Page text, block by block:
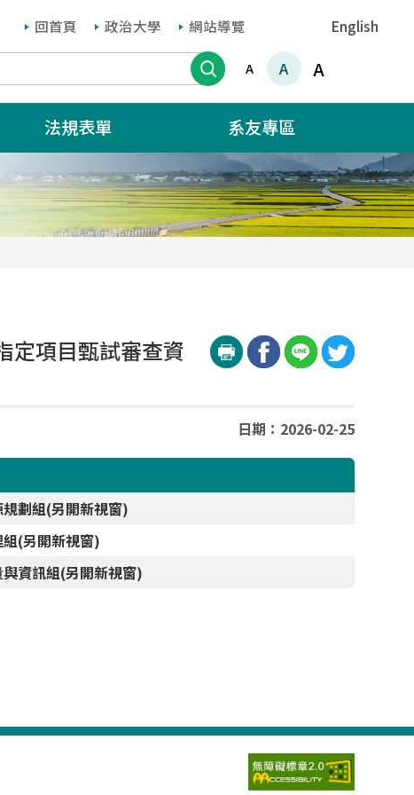
回首頁 政治大學 網站導覽 English
搜尋A A A
法規表單 系友專區
定項目甄試審查資
日期：2026-02-25
劃組(另開新視窗)
(另開新視窗)
資訊組(另開新視窗)